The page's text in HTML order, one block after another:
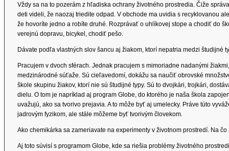
Vždy sa na to pozerám z hľadiska ochrany životného prostredia. Čiže
deti videli, že naozaj triedite odpad. V obchode ma uvidia s recyklovanou
že hovoríte jedno a robíte druhé. Rozprávať o uhlíkovej stope a chodiť do
verejnú dopravu, bicykel, chodiť pešo.
Dávate podľa vlastných slov šancu aj žiakom, ktorí nepatria medzi študijné
Pracujem v dvoch sférach. Jednak pracujem s mimoriadne nadanými
medzinárodné súťaže. Sú cieľavedomí, dokážu sa naučiť obrovské
škole skupinu žiakov, ktorí nie sú študijné typy. Sú to dvojkári, trojkári,
dielu. O tom je napríklad aj program Globe, do ktorého je naša škola
uvažujú, ako sa tvorivo prejavia. A to môže byť aj umelecky. Práve túto
jadrovým fyzikom, ale stále môžeme byť tvorivým človekom.
Ako chemikárka sa zameriavate na experimenty v životnom prostredí. Na
Aj toto súvisí s programom Globe, kde sa riešia problémy životného